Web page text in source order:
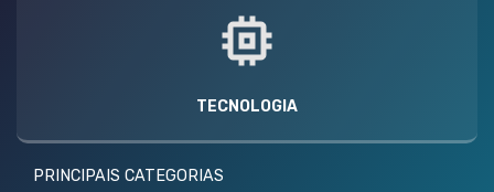
TECNOLOGIA
PRINCIPAIS CATEGORIAS